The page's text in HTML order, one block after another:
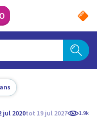
jul 2020tot 19 jul 2027 1.9k